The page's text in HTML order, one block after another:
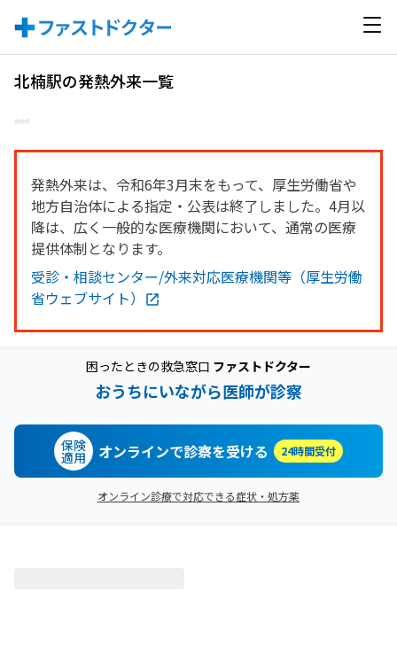
北楠駅の発熱外来一覧
発熱外来は、令和6年3月末をもって、厚生労働省や
地方自治体による指定・公表は終了しました。4月以
降は、広く一般的な医療機関において、通常の医療
提供体制となります。
受診・相談センター/外来対応医療機関等（厚生労働
省ウェブサイト）
困ったときの救急窓口 ファストドクター
おうちにいながら医師が診察
保険
適用 オンラインで診察を受ける 24時間受付
オンライン診療で対応できる症状・処方薬